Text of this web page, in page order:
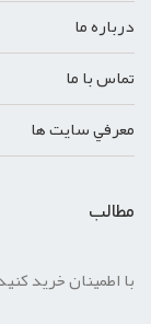
درباره ما
تماس با ما
معرفي سايت ها
مطالب
با اطمینان خرید